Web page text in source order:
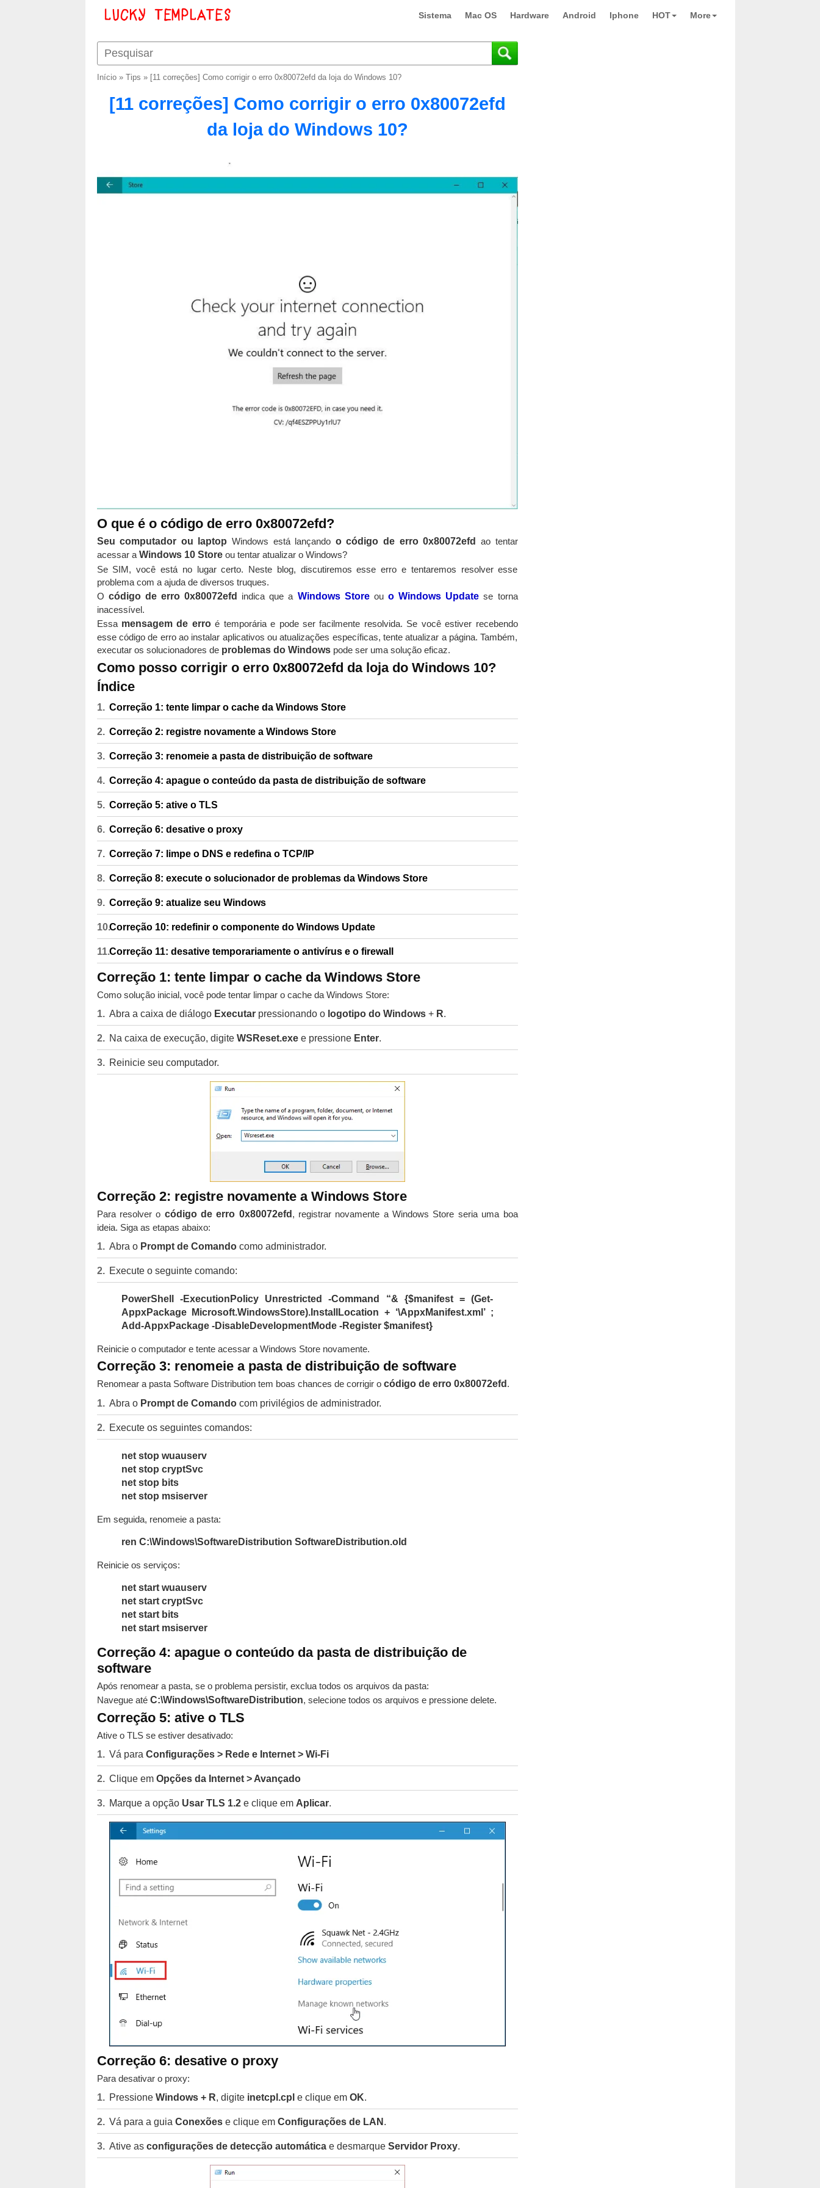
Sistema Mac OS Hardware Android Iphone HOT More
Início» Tips » [11 correções] Como corrigir o erro 0x80072efd da loja do Windows 10?
[11 correções] Como corrigir o erro 0x80072efd
da loja do Windows 10?
O que é o código de erro 0x80072efd?
Seu computador ou laptop Windows está lançando o código de erro 0x80072efd
ao tentar
acessar a Windows 10 Storeou tentar atualizar o Windows?
Se SIM, você está no lugar certo. Neste blog, discutiremos esse erro e tentaremos resolver esse
problema com a ajuda de diversos truques.
O código de erro 0x80072efd indica que a Windows Storeouo Windows Update se torna
inacessível.
Essa mensagem de erroé temporária e pode ser facilmente resolvida. Se você estiver recebendo
esse código de erro ao instalar aplicativos ou atualizações específicas, tente atualizar a página. Também,
executar os solucionadores de problemas do Windowspode ser uma solução eficaz.
Como posso corrigir o erro 0x80072efd da loja do Windows 10?
Índice
Correção 1: tente limpar o cache da Windows Store
Correção 2: registre novamente a Windows Store
Correção 3: renomeie a pasta de distribuição de software
Correção 4: apague o conteúdo da pasta de distribuição de software
Correção 5: ative o TLS
Correção 6: desative o proxy
Correção 7: limpe o DNS e redefina o TCP/IP
Correção 8: execute o solucionador de problemas da Windows Store
Correção 9: atualize seu Windows
Correção 10: redefinir o componente do Windows Update
Correção 11: desative temporariamente o antivírus e o firewall
Correção 1: tente limpar o cache da Windows Store
Como solução inicial, você pode tentar limpar o cache da Windows Store:
Abra a caixa de diálogo Executarpressionando o logotipo do Windows+ R.
Na caixa de execução, digite WSReset.exee pressione Enter.
Reinicie seu computador.
Correção 2: registre novamente a Windows Store
Para resolver o código de erro 0x80072efd , registrar novamente a Windows Store seria uma boa
ideia. Siga as etapas abaixo:
Abra o Prompt de Comandocomo administrador.
Execute o seguinte comando:
PowerShell -ExecutionPolicy Unrestricted -Command “& {$manifest = (Get-
AppxPackage Microsoft.WindowsStore).InstallLocation + ‘\AppxManifest.xml’ ;
Add-AppxPackage -DisableDevelopmentMode -Register $manifest}
Reinicie o computador e tente acessar a Windows Store novamente.
Correção 3: renomeie a pasta de distribuição de software
Renomear a pasta Software Distribution tem boas chances de corrigir o código de erro 0x80072efd .
Abra o Prompt de Comandocom privilégios de administrador.
Execute os seguintes comandos:
net stop wuauserv
net stop cryptSvc
net stop bits
net stop msiserver
Em seguida, renomeie a pasta:
ren C:\Windows\SoftwareDistribution SoftwareDistribution.old
Reinicie os serviços:
net start wuauserv
net start cryptSvc
net start bits
net start msiserver
Correção 4: apague o conteúdo da pasta de distribuição de
software
Após renomear a pasta, se o problema persistir, exclua todos os arquivos da pasta:
Navegue até C:\Windows\SoftwareDistribution, selecione todos os arquivos e pressione delete.
Correção 5: ative o TLS
Ative o TLS se estiver desativado:
Vá para Configurações > Rede e Internet > Wi-Fi
Clique em Opções da Internet > Avançado
Marque a opção Usar TLS 1.2e clique em Aplicar.
Correção 6: desative o proxy
Para desativar o proxy:
Pressione Windows + R, digite inetcpl.cpl e clique em OK.
Vá para a guia Conexõese clique em Configurações de LAN .
Ative as configurações de detecção automáticae desmarque Servidor Proxy.